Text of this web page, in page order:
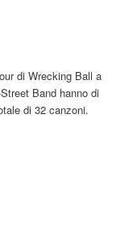
di Wrecking Ball a
Band hanno di
di 32 canzoni.